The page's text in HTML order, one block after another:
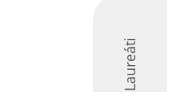
Laureáti